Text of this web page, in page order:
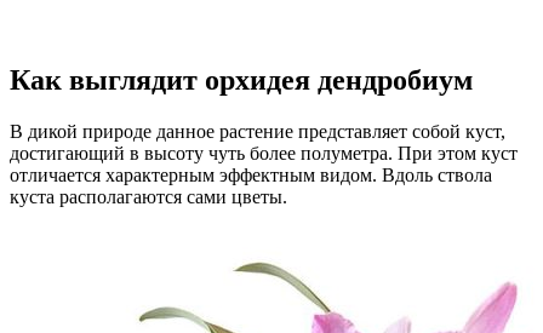
Как выглядит орхидея дендробиум
В дикой природе данное растение представляет собой куст,
достигающий в высоту чуть более полуметра. При этом куст
отличается характерным эффектным видом. Вдоль ствола
куста располагаются сами цветы.